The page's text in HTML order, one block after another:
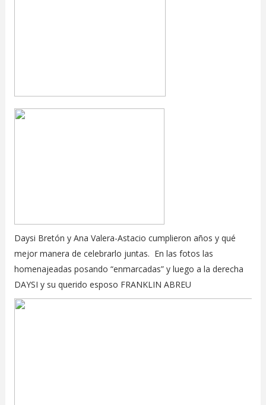
Daysi Bretón y Ana Valera-Astacio cumplieron años y qué
mejor manera de celebrarlo juntas. En las fotos las
homenajeadas posando “enmarcadas” y luego a la derecha
DAYSI y su querido esposo FRANKLIN ABREU